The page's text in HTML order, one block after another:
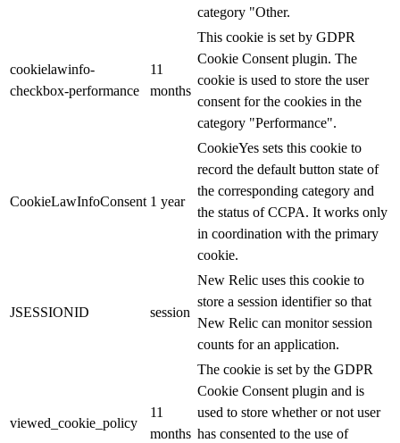
category "Other.
cookielawinfo-
checkbox-performance
11
months
This cookie is set by GDPR
Cookie Consent plugin. The
cookie is used to store the user
consent for the cookies in the
category "Performance".
CookieLawInfoConsent 1 year
CookieYes sets this cookie to
record the default button state of
the corresponding category and
the status of CCPA. It works only
in coordination with the primary
cookie.
JSESSIONID session
New Relic uses this cookie to
store a session identifier so that
New Relic can monitor session
counts for an application.
viewed_cookie_policy
11
months
The cookie is set by the GDPR
Cookie Consent plugin and is
used to store whether or not user
has consented to the use of